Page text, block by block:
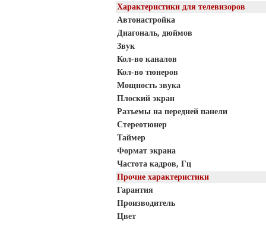
Характеристики для телевизоров
Автонастройка
Диагональ, дюймов
Звук
Кол-во каналов
Кол-во тюнеров
Мощность звука
Плоский экран
Разъемы на передней панели
Стереотюнер
Таймер
Формат экрана
Частота кадров, Гц
Прочие характеристики
Гарантия
Производитель
Цвет